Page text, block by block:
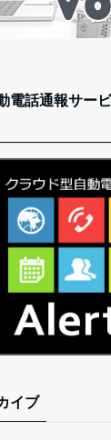
動電話通報サー
イブ